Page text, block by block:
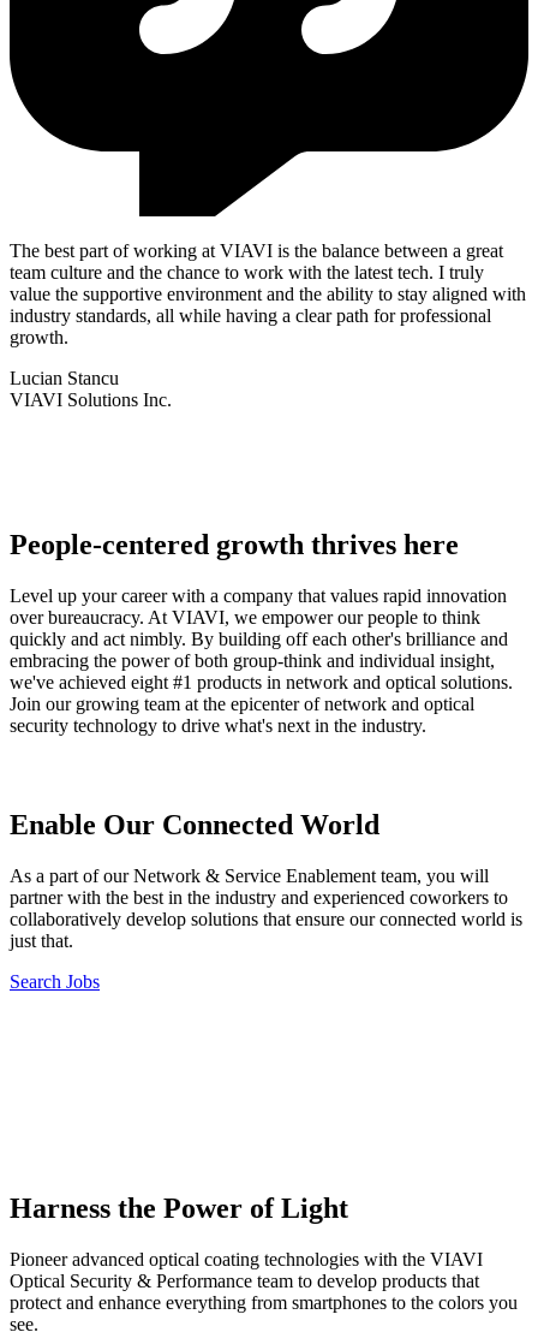
The best part of working at VIAVI is the balance between a great
team culture and the chance to work with the latest tech. I truly
value the supportive environment and the ability to stay aligned with
industry standards, all while having a clear path for professional
growth.
Lucian Stancu
VIAVI Solutions Inc.
People-centered growth thrives here
Level up your career with a company that values rapid innovation
over bureaucracy. At VIAVI, we empower our people to think
quickly and act nimbly. By building off each other's brilliance and
embracing the power of both group-think and individual insight,
we've achieved eight #1 products in network and optical solutions.
Join our growing team at the epicenter of network and optical
security technology to drive what's next in the industry.
Enable Our Connected World
As a part of our Network & Service Enablement team, you will
partner with the best in the industry and experienced coworkers to
collaboratively develop solutions that ensure our connected world is
just that.
Search Jobs
Harness the Power of Light
Pioneer advanced optical coating technologies with the VIAVI
Optical Security & Performance team to develop products that
protect and enhance everything from smartphones to the colors you
see.